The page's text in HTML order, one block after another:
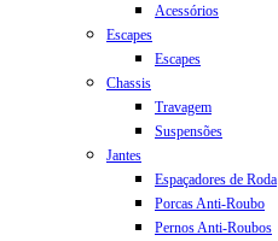
Acessórios
Escapes
Escapes
Chassis
Travagem
Suspensões
Jantes
Espaçadores de Roda
Porcas Anti-Roubo
Pernos Anti-Roubos